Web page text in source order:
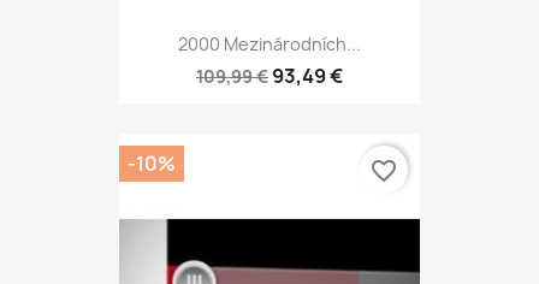
2000 Mezinárodních...
109,99 € 93,49 €
-10% favorite_border